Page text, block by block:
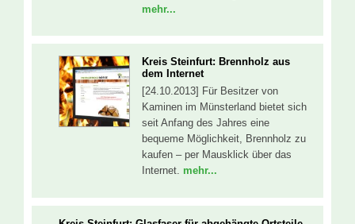
mehr...
Kreis Steinfurt: Brennholz aus
dem Internet
[24.10.2013] Für Besitzer von
Kaminen im Münsterland bietet sich
seit Anfang des Jahres eine
bequeme Möglichkeit, Brennholz zu
kaufen – per Mausklick über das
Internet. mehr...